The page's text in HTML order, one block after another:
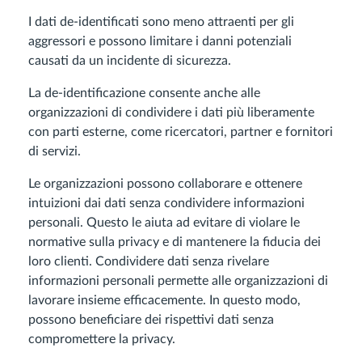
I dati de-identificati sono meno attraenti per gli
aggressori e possono limitare i danni potenziali
causati da un incidente di sicurezza.
La de-identificazione consente anche alle
organizzazioni di condividere i dati più liberamente
con parti esterne, come ricercatori, partner e fornitori
di servizi.
Le organizzazioni possono collaborare e ottenere
intuizioni dai dati senza condividere informazioni
personali. Questo le aiuta ad evitare di violare le
normative sulla privacy e di mantenere la fiducia dei
loro clienti. Condividere dati senza rivelare
informazioni personali permette alle organizzazioni di
lavorare insieme efficacemente. In questo modo,
possono beneficiare dei rispettivi dati senza
compromettere la privacy.